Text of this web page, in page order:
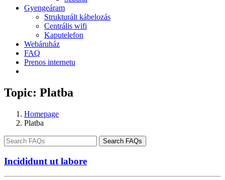
Gyengeáram
Strukturált kábelozás
Centrális wifi
Kaputelefon
Webáruház
FAQ
Prenos internetu
Topic: Platba
Homepage
Platba
Search FAQs
Incididunt ut labore